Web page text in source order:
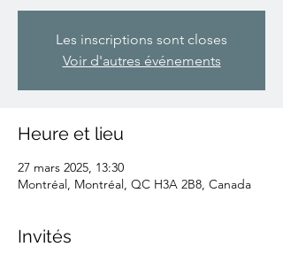
Les inscriptions sont closes
Voir d'autres événements
Heure et lieu
27 mars 2025, 13:30
Montréal, Montréal, QC H3A 2B8, Canada
Invités